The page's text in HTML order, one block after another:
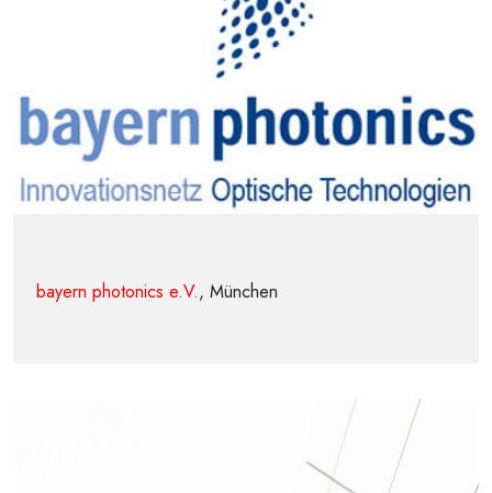
bayern photonics e.V., München